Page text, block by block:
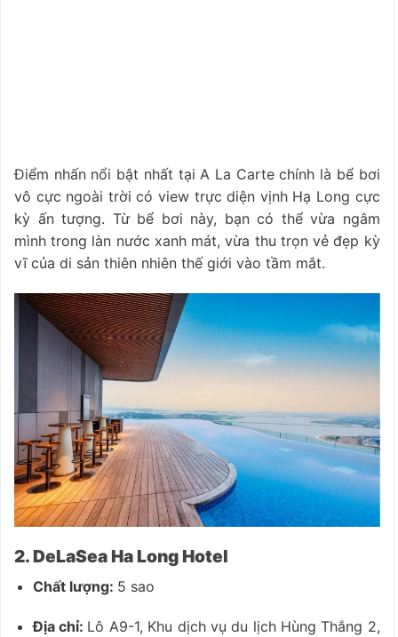
Điểm nhấn nổi bật nhất tại A La Carte chính là bể bơi
vô cực ngoài trời có view trực diện vịnh Hạ Long cực
kỳ ấn tượng. Từ bể bơi này, bạn có thể vừa ngâm
mình trong làn nước xanh mát, vừa thu trọn vẻ đẹp kỳ
vĩ của di sản thiên nhiên thế giới vào tầm mắt.
2. DeLaSea Ha Long Hotel
Chất lượng: 5 sao
Địa chỉ: Lô A9-1, Khu dịch vụ du lịch Hùng Thắng 2,